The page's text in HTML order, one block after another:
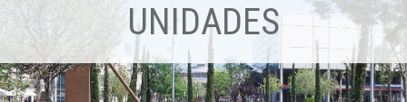
UNIDADES